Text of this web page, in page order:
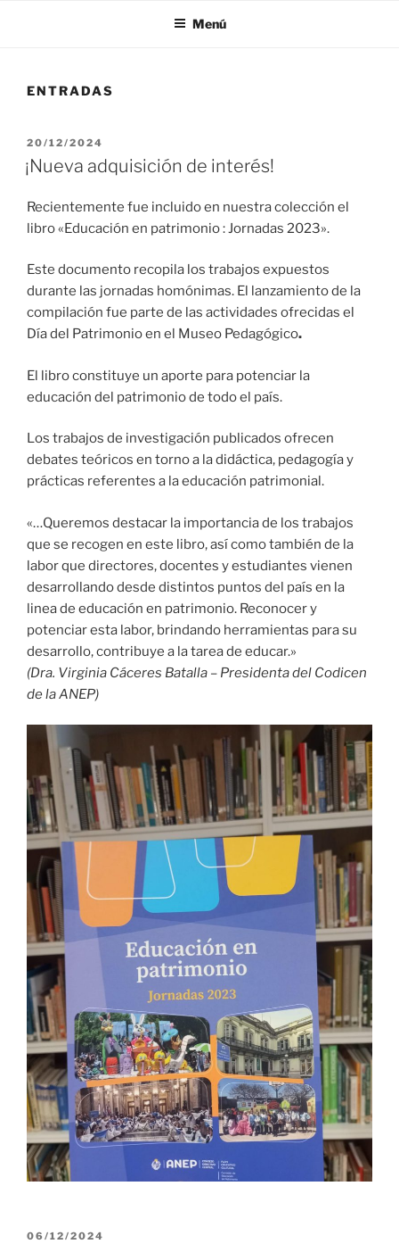
Menú
ENTRADAS
PUBLICADO
EL
20/12/2024
¡Nueva adquisición de interés!
Recientemente fue incluido en nuestra colección el
libro «Educación en patrimonio : Jornadas 2023».
Este documento recopila los trabajos expuestos
durante las jornadas homónimas. El lanzamiento de la
compilación fue parte de las actividades ofrecidas el
Día del Patrimonio en el Museo Pedagógico.
El libro constituye un aporte para potenciar la
educación del patrimonio de todo el país.
Los trabajos de investigación publicados ofrecen
debates teóricos en torno a la didáctica, pedagogía y
prácticas referentes a la educación patrimonial.
«…Queremos destacar la importancia de los trabajos
que se recogen en este libro, así como también de la
labor que directores, docentes y estudiantes vienen
desarrollando desde distintos puntos del país en la
linea de educación en patrimonio. Reconocer y
potenciar esta labor, brindando herramientas para su
desarrollo, contribuye a la tarea de educar.»
(Dra. Virginia Cáceres Batalla – Presidenta del Codicen
de la ANEP)
PUBLICADO
06/12/2024